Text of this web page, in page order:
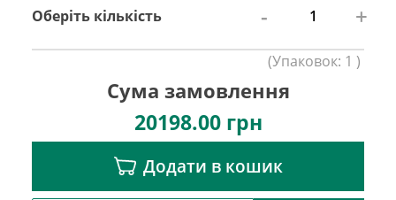
Оберіть кількість - +
(Упаковок: 1 )
Сума замовлення
20198.00грн
Додати в кошик